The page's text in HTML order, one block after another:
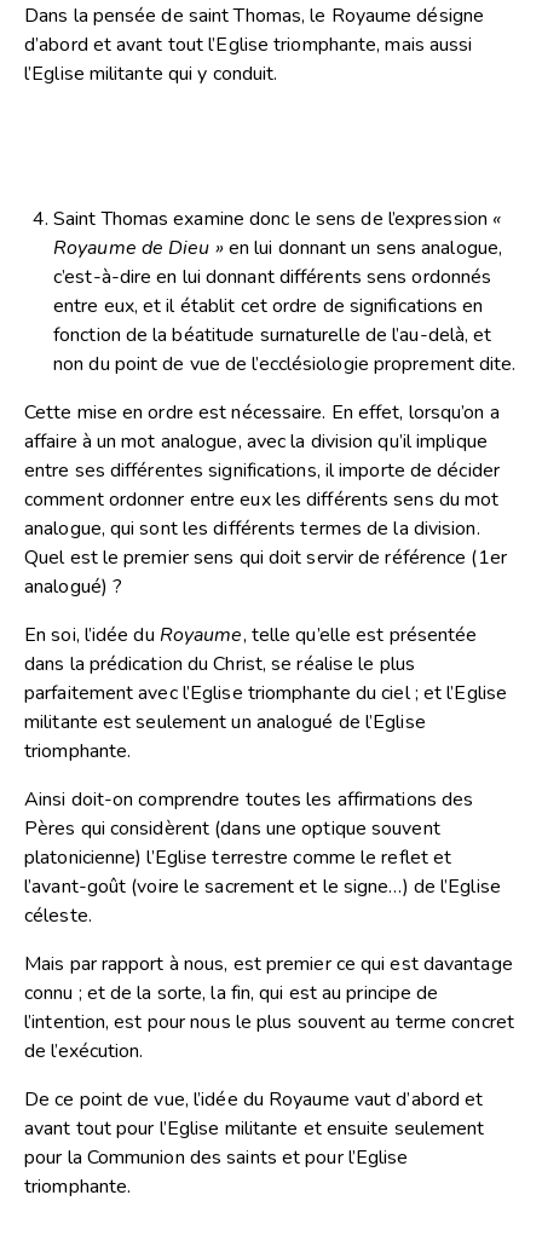
Dans la pensée de saint Thomas, le Royaume désigne
d’abord et avant tout l’Eglise triomphante, mais aussi
l’Eglise militante qui y conduit.
Saint Thomas examine donc le sens de l’expression «
Royaume de Dieu »en lui donnant un sens analogue,
c’est-à-dire en lui donnant différents sens ordonnés
entre eux, et il établit cet ordre de significations en
fonction de la béatitude surnaturelle de l’au-delà, et
non du point de vue de l’ecclésiologie proprement dite.
Cette mise en ordre est nécessaire. En effet, lorsqu’on a
affaire à un mot analogue, avec la division qu’il implique
entre ses différentes significations, il importe de décider
comment ordonner entre eux les différents sens du mot
analogue, qui sont les différents termes de la division.
Quel est le premier sens qui doit servir de référence (1er
analogué) ?
En soi, l’idée du Royaume, telle qu’elle est présentée
dans la prédication du Christ, se réalise le plus
parfaitement avec l’Eglise triomphante du ciel ; et l’Eglise
militante est seulement un analogué de l’Eglise
triomphante.
Ainsi doit-on comprendre toutes les affirmations des
Pères qui considèrent (dans une optique souvent
platonicienne) l’Eglise terrestre comme le reflet et
l’avant-goût (voire le sacrement et le signe…) de l’Eglise
céleste.
Mais par rapport à nous, est premier ce qui est davantage
connu ; et de la sorte, la fin, qui est au principe de
l’intention, est pour nous le plus souvent au terme concret
de l’exécution.
De ce point de vue, l’idée du Royaume vaut d’abord et
avant tout pour l’Eglise militante et ensuite seulement
pour la Communion des saints et pour l’Eglise
triomphante.